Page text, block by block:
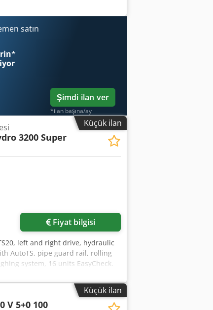
satın
*
Şimdi ilan ver
*ilan başına/ay
Küçük ilan
3200 Super
Fiyat bilgisi
left and right drive, hydraulic
AutoTS, pipe guard rail, rolling
system, 16 units EasyCheck.
Küçük ilan
V 5+0 100